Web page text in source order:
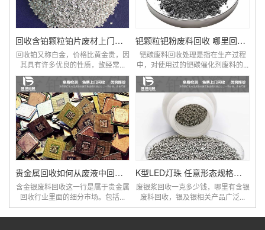
回收含铂颗粒铂片废材上门回收
回收铂又称白金，价格比黄金贵，因
其具有许多优良的性质，故经常...
钯颗粒钯粉废料回收 哪里回收钯碳厂家
钯碳废料回收处理是指在生产过程
中，对使用过的钯碳催化剂废料的...
贵金属回收如何从废液中回收金银
含金银废料回收这一行是属于贵金属
回收行业里面的细分市场。包括...
K型LED灯珠 任意形态规格镀银回收
废银浆回收一克多少钱，哪里有含银
废料回收，银及银相关产品广泛...